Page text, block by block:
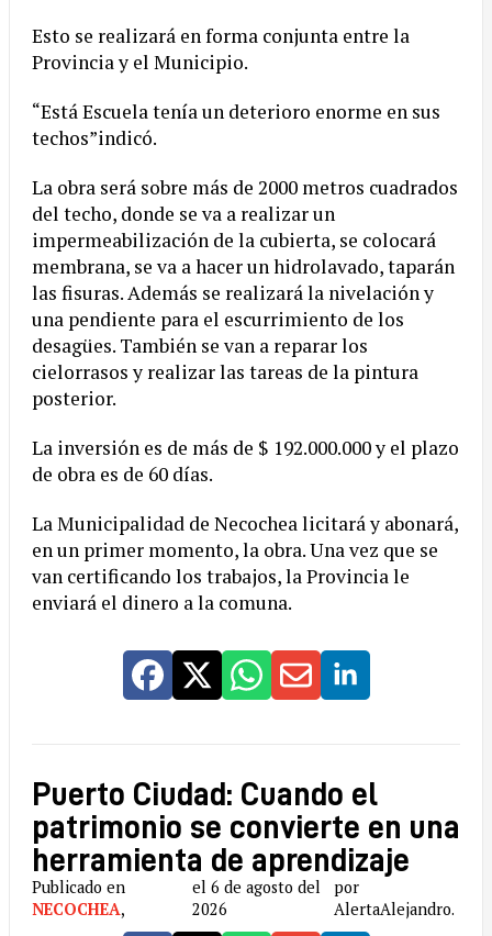
Esto se realizará en forma conjunta entre la
Provincia y el Municipio.
“Está Escuela tenía un deterioro enorme en sus
techos”indicó.
La obra será sobre más de 2000 metros cuadrados
del techo, donde se va a realizar un
impermeabilización de la cubierta, se colocará
membrana, se va a hacer un hidrolavado, taparán
las fisuras. Además se realizará la nivelación y
una pendiente para el escurrimiento de los
desagües. También se van a reparar los
cielorrasos y realizar las tareas de la pintura
posterior.
La inversión es de más de $ 192.000.000 y el plazo
de obra es de 60 días.
La Municipalidad de Necochea licitará y abonará,
en un primer momento, la obra. Una vez que se
van certificando los trabajos, la Provincia le
enviará el dinero a la comuna.
Puerto Ciudad: Cuando el
patrimonio se convierte en una
herramienta de aprendizaje
Publicado en
NECOCHEA,
el 6 de agosto del
2026
por
AlertaAlejandro.